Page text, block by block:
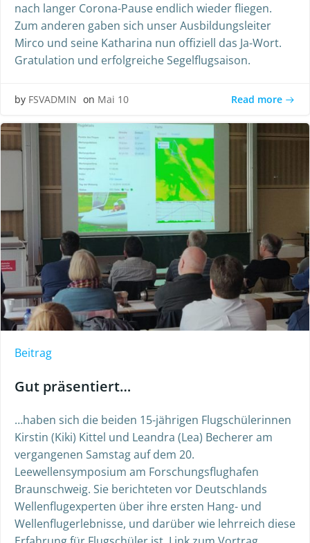
nach langer Corona-Pause endlich wieder fliegen.
Zum anderen gaben sich unser Ausbildungsleiter
Mirco und seine Katharina nun offiziell das Ja-Wort.
Gratulation und erfolgreiche Segelflugsaison.
by FSVADMIN on Mai 10 Read more
Beitrag
Gut präsentiert…
…haben sich die beiden 15-jährigen Flugschülerinnen
Kirstin (Kiki) Kittel und Leandra (Lea) Becherer am
vergangenen Samstag auf dem 20.
Leewellensymposium am Forschungsflughafen
Braunschweig. Sie berichteten vor Deutschlands
Wellenflugexperten über ihre ersten Hang- und
Wellenflugerlebnisse, und darüber wie lehrreich diese